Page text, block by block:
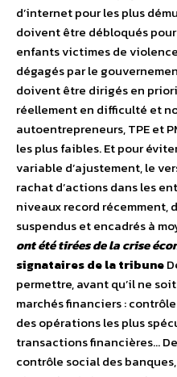
d’internet pour les plus
doivent être débloqués
enfants victimes de
dégagés par le
doivent être dirigés en
réellement en difficulté et
autoentrepreneurs, TPE et
les plus faibles. Et pour
variable d’ajustement, le
rachat d’actions dans les
niveaux record
suspendus et encadrés à
ont été tirées de la crise
signataires de la tribune
permettre, avant qu’il ne
marchés financiers :
des opérations les plus
transactions financières…
contrôle social des